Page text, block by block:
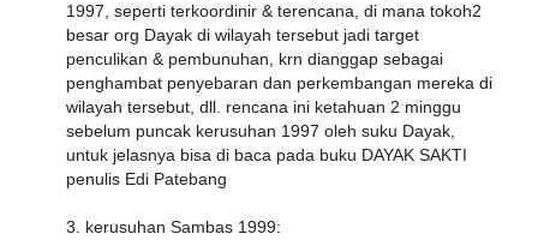
1997, seperti terkoordinir & terencana, di mana tokoh2
besar org Dayak di wilayah tersebut jadi target
penculikan & pembunuhan, krn dianggap sebagai
penghambat penyebaran dan perkembangan mereka di
wilayah tersebut, dll. rencana ini ketahuan 2 minggu
sebelum puncak kerusuhan 1997 oleh suku Dayak,
untuk jelasnya bisa di baca pada buku DAYAK SAKTI
penulis Edi Patebang
3. kerusuhan Sambas 1999: